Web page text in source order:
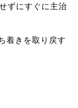
ずにすぐに主治
着きを取り戻す